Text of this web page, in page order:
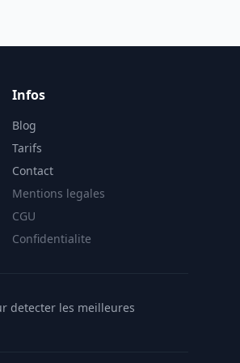
Infos
Blog
Tarifs
Contact
Mentions legales
CGU
Confidentialite
detecter les meilleures